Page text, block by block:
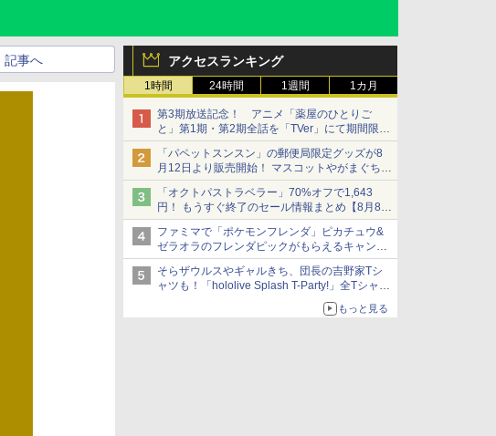
アクセスランキング
1時間 24時間 1週間 1カ月
第3期放送記念！ アニメ「薬屋のひとりご
と」第1期・第2期全話を「TVer」にて期間限定
で順次無料配信開始
「パペットスンスン」の郵便局限定グッズが8
月12日より販売開始！ マスコットやがまぐち、
レターセットなどが登場
「オクトパストラベラー」70%オフで1,643
円！ もうすぐ終了のセール情報まとめ【8月8日
更新】
ニンテンドーeショップでは「大神 絶景版」が
67%オフで990円
ファミマで「ポケモンフレンダ」ピカチュウ&
ゼラオラのフレンダピックがもらえるキャンペ
ーン開催！
そらザウルスやギャルきち、団長の吉野家Tシ
ャツも！「hololive Splash T-Party!」全Tシャツ
ラインナップ公開＆オンライン販売開始
もっと見る
記事へ